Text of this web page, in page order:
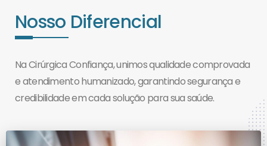
Nosso Diferencial
Na Cirúrgica Confiança, unimos qualidade comprovada
e atendimento humanizado, garantindo segurança e
credibilidade em cada solução para sua saúde.